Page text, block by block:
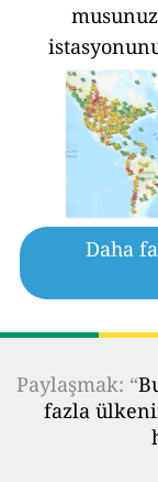
Daha
Paylaşmak: “
fazla